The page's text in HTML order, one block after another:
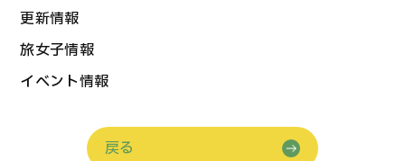
更新情報
旅女子情報
イベント情報
戻る